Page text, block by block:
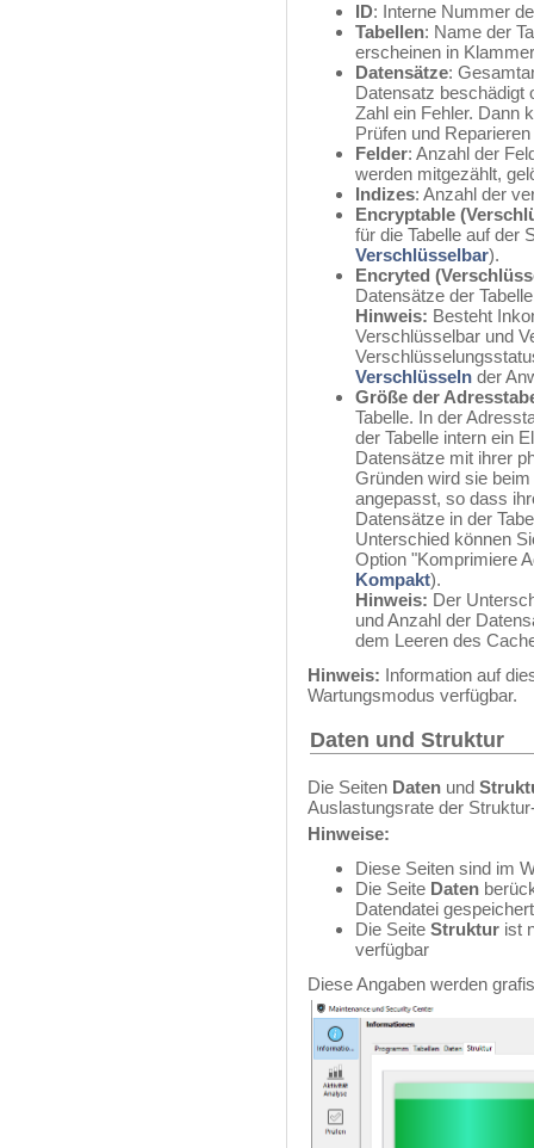
ID: Interne Nummer
Tabellen: Name der
erscheinen in
Datensätze:
Datensatz beschädigt
Zahl ein Fehler. Dann
Prüfen und
Felder: Anzahl der
werden mitgezählt,
Indizes: Anzahl der
Encryptable
für die Tabelle auf der
Verschlüsselbar).
Encryted
Datensätze der
Hinweis: Besteht
Verschlüsselbar und
Verschlüsseln der
Größe der
Tabelle. In der
der Tabelle intern ein
Datensätze mit ihrer
Gründen wird sie
angepasst, so dass
Datensätze in der
Unterschied können
Option "Komprimiere
Kompakt).
Hinweis: Der
und Anzahl der
dem Leeren des
Hinweis: Information auf
Wartungsmodus verfügbar.
Daten und Struktur
Die Seiten Daten und
Auslastungsrate der
Hinweise:
Diese Seiten sind im
Die Seite Daten
Datendatei
Die Seite Struktur ist
verfügbar
Diese Angaben werden